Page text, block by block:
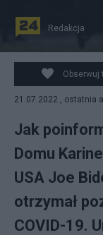
Prezydent USA
Rozpoczął
Redakcja
Obserwuj
21.07.2022 , ostatnia
Jak
Domu
USA Joe
otrzymał
COVID-19.